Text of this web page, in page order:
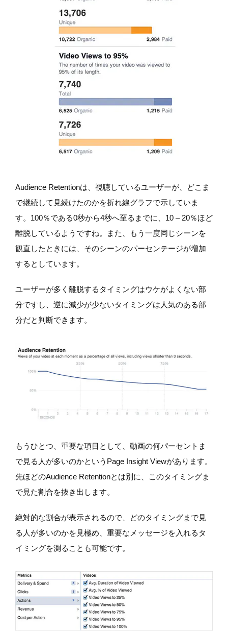
Audience Retentionは、視聴しているユーザーが、どこま
で継続して見続けたのかを折れ線グラフで示していま
す。100％である0秒から4秒へ至るまでに、10 – 20％ほど
離脱しているようですね。また、もう一度同じシーンを
観直したときには、そのシーンのパーセンテージが増加
するとしています。
ユーザーが多く離脱するタイミングはウケがよくない部
分ですし、逆に減少が少ないタイミングは人気のある部
分だと判断できます。
もうひとつ、重要な項目として、動画の何パーセントま
で見る人が多いのかというPage Insight Viewがあります。
先ほどのAudience Retentionとは別に、このタイミングま
で見た割合を抜き出します。
絶対的な割合が表示されるので、どのタイミングまで見
る人が多いのかを見極め、重要なメッセージを入れるタ
イミングを測ることも可能です。